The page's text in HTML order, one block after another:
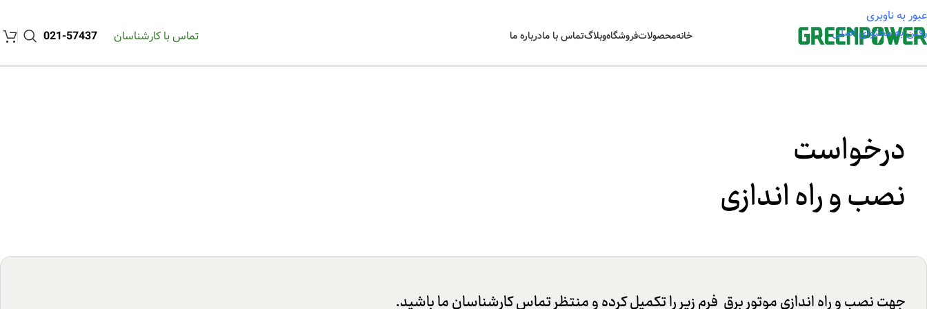
عبور به ناوبری
رفتن به محتوای اصلی
خانهمحصولاتفروشگاهوبلاگتماس با مادرباره ما تماس با کارشناسان 57437-021
درخواست
نصب و راه اندازی
جهت نصب و راه اندازی موتور برق فرم زیر را تکمیل کرده و منتظر تماس کارشناسان ما باشید.